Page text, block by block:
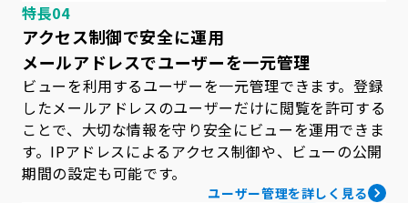
特長04
アクセス制御で安全に運用
メールアドレスでユーザーを一元管理
ビューを利用するユーザーを一元管理できます。登録
したメールアドレスのユーザーだけに閲覧を許可する
ことで、大切な情報を守り安全にビューを運用できま
す。IPアドレスによるアクセス制御や、ビューの公開
期間の設定も可能です。
ユーザー管理を詳しく見る